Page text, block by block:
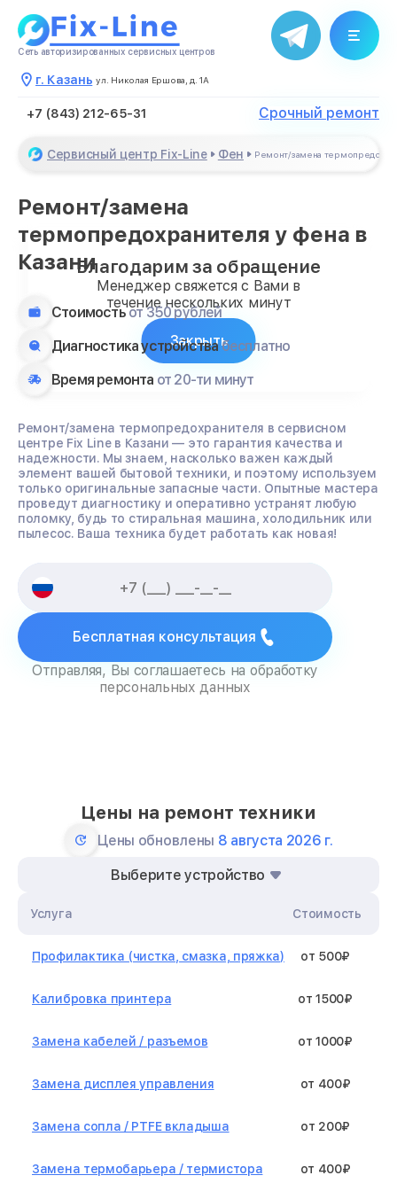
Сеть авторизированных сервисных центров
г. Казань ул. Николая Ершова, д. 1А
+7 (843) 212-65-31 Срочный ремонт
Сервисный центр Fix-Line Фен Ремонт/замена
Ремонт/замена
термопредохранителя у фена в
Казани
Стоимостьот 350 рублей
Диагностика устройства бесплатно
Время ремонта от 20-ти минут
Ремонт/замена термопредохранителя в сервисном
центре Fix Line в Казани — это гарантия качества и
надежности. Мы знаем, насколько важен каждый
элемент вашей бытовой техники, и поэтому используем
только оригинальные запасные части. Опытные мастера
проведут диагностику и оперативно устранят любую
поломку, будь то стиральная машина, холодильник или
пылесос. Ваша техника будет работать как новая!
Бесплатная консультация
Отправляя, Вы соглашаетесь на обработку
персональных данных
Цены на ремонт техники
Цены обновлены 8 августа 2026 г.
Выберите устройство
Услуга Стоимость
Профилактика (чистка, смазка, пряжка) от 500₽
Калибровка принтера от 1500₽
Замена кабелей / разъемов от 1000₽
Замена дисплея управления от 400₽
Замена сопла / PTFE вкладыша от 200₽
Замена термобарьера / термистора от 400₽
Благодарим за обращение
Менеджер свяжется с Вами в
течение нескольких минут
Закрыть